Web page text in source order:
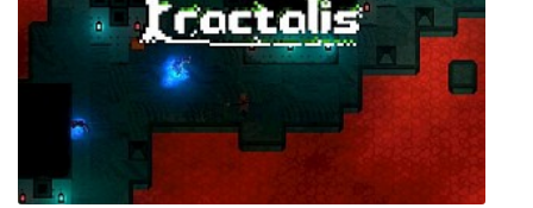
Transformers War for Cybertron